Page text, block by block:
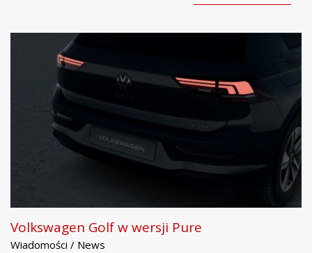
Volkswagen Golf w wersji Pure
Wiadomości / News